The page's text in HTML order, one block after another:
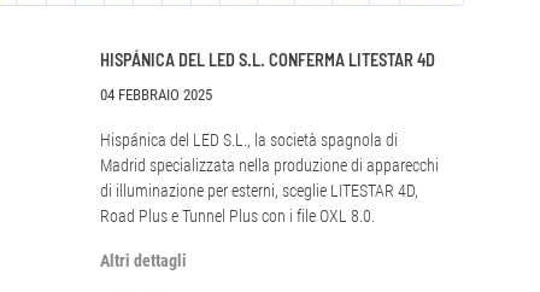
HISPÁNICA DEL LED S.L. CONFERMA LITESTAR 4D
04 FEBBRAIO 2025
Hispánica del LED S.L., la società spagnola di
Madrid specializzata nella produzione di apparecchi
di illuminazione per esterni, sceglie LITESTAR 4D,
Road Plus e Tunnel Plus con i file OXL 8.0.
Altri dettagli